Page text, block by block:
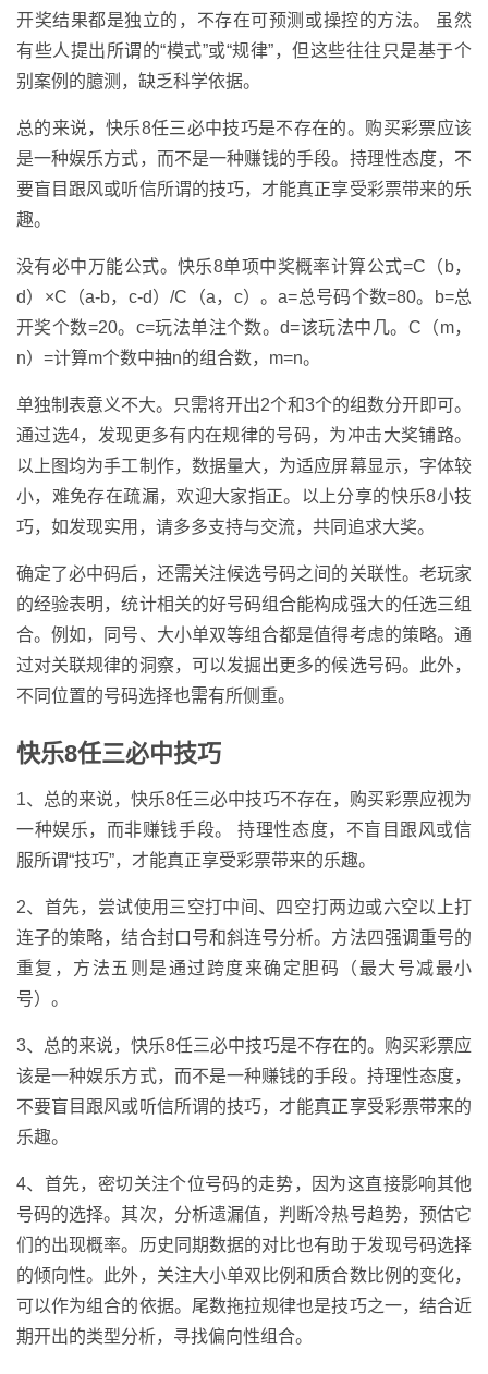
开奖结果都是独立的，不存在可预测或操控的方法。 虽然
有些人提出所谓的“模式”或“规律”，但这些往往只是基于个
别案例的臆测，缺乏科学依据。
总的来说，快乐8任三必中技巧是不存在的。购买彩票应该
是一种娱乐方式，而不是一种赚钱的手段。持理性态度，不
要盲目跟风或听信所谓的技巧，才能真正享受彩票带来的乐
趣。
没有必中万能公式。快乐8单项中奖概率计算公式=C（b，
d）×C（a-b，c-d）/C（a，c）。a=总号码个数=80。b=总
开奖个数=20。c=玩法单注个数。d=该玩法中几。C（m，
n）=计算m个数中抽n的组合数，m=n。
单独制表意义不大。只需将开出2个和3个的组数分开即可。
通过选4，发现更多有内在规律的号码，为冲击大奖铺路。
以上图均为手工制作，数据量大，为适应屏幕显示，字体较
小，难免存在疏漏，欢迎大家指正。以上分享的快乐8小技
巧，如发现实用，请多多支持与交流，共同追求大奖。
确定了必中码后，还需关注候选号码之间的关联性。老玩家
的经验表明，统计相关的好号码组合能构成强大的任选三组
合。例如，同号、大小单双等组合都是值得考虑的策略。通
过对关联规律的洞察，可以发掘出更多的候选号码。此外，
不同位置的号码选择也需有所侧重。
快乐8任三必中技巧
1、总的来说，快乐8任三必中技巧不存在，购买彩票应视为
一种娱乐，而非赚钱手段。 持理性态度，不盲目跟风或信
服所谓“技巧”，才能真正享受彩票带来的乐趣。
2、首先，尝试使用三空打中间、四空打两边或六空以上打
连子的策略，结合封口号和斜连号分析。方法四强调重号的
重复，方法五则是通过跨度来确定胆码（最大号减最小
号）。
3、总的来说，快乐8任三必中技巧是不存在的。购买彩票应
该是一种娱乐方式，而不是一种赚钱的手段。持理性态度，
不要盲目跟风或听信所谓的技巧，才能真正享受彩票带来的
乐趣。
4、首先，密切关注个位号码的走势，因为这直接影响其他
号码的选择。其次，分析遗漏值，判断冷热号趋势，预估它
们的出现概率。历史同期数据的对比也有助于发现号码选择
的倾向性。此外，关注大小单双比例和质合数比例的变化，
可以作为组合的依据。尾数拖拉规律也是技巧之一，结合近
期开出的类型分析，寻找偏向性组合。